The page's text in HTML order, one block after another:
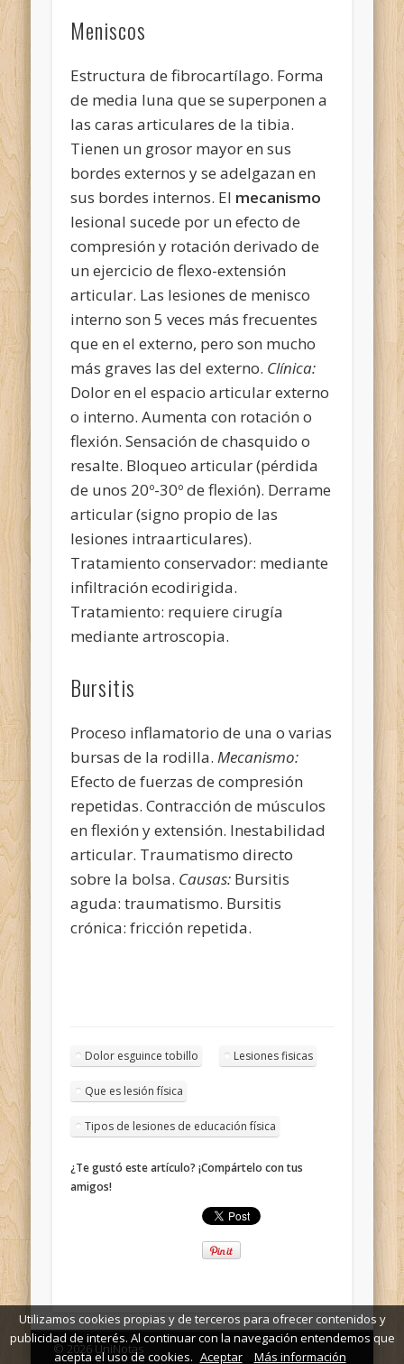
Meniscos
Estructura de fibrocartílago. Forma
de media luna que se superponen a
las caras articulares de la tibia.
Tienen un grosor mayor en sus
bordes externos y se adelgazan en
sus bordes internos. El mecanismo
lesional sucede por un efecto de
compresión y rotación derivado de
un ejercicio de flexo-extensión
articular. Las lesiones de menisco
interno son 5 veces más frecuentes
que en el externo, pero son mucho
más graves las del externo. Clínica:
Dolor en el espacio articular externo
o interno. Aumenta con rotación o
flexión. Sensación de chasquido o
resalte. Bloqueo articular (pérdida
de unos 20º-30º de flexión). Derrame
articular (signo propio de las
lesiones intraarticulares).
Tratamiento conservador: mediante
infiltración ecodirigida.
Tratamiento: requiere cirugía
mediante artroscopia.
Bursitis
Proceso inflamatorio de una o varias
bursas de la rodilla.Mecanismo:
Efecto de fuerzas de compresión
repetidas. Contracción de músculos
en flexión y extensión. Inestabilidad
articular. Traumatismo directo
sobre la bolsa. Causas: Bursitis
aguda: traumatismo. Bursitis
crónica: fricción repetida.
Dolor esguince tobillo Lesiones fisicas
Que es lesión física
Tipos de lesiones de educación física
¿Te gustó este artículo? ¡Compártelo con tus
amigos!
© 2026 UniNotas
Utilizamos cookies propias y de terceros para ofrecer contenidos y
publicidad de interés. Al continuar con la navegación entendemos que
acepta el uso de cookies. Aceptar Más información